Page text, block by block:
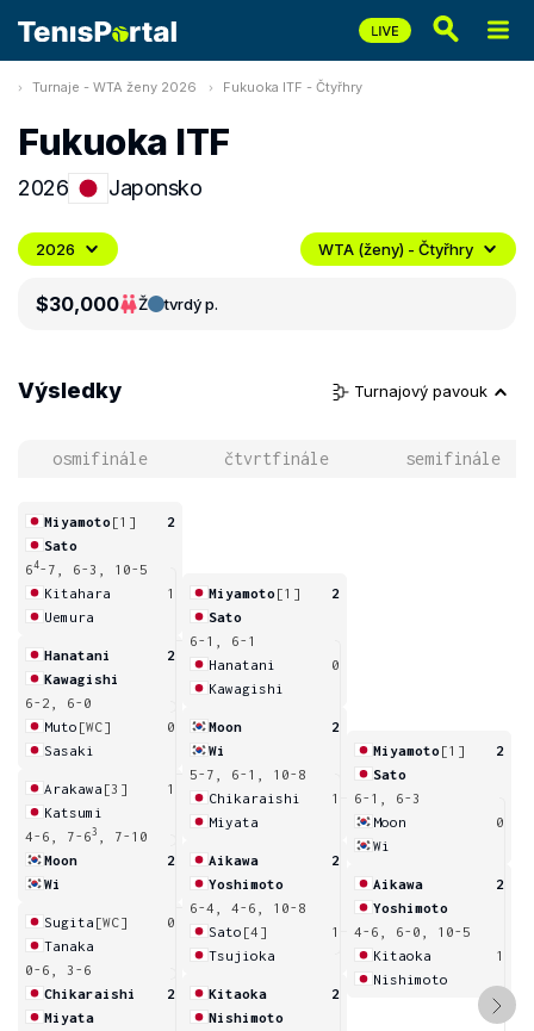
Turnaje - WTA ženy 2026 Fukuoka ITF - Čtyřhry
Fukuoka ITF
2026 Japonsko
2026 WTA (ženy) - Čtyřhry
$30,000 Ž tvrdý p.
Výsledky Turnajový pavouk
osmifinále čtvrtfinále semifinále
Miyamoto [1]
2
Sato
64-7, 6-3, 10-5
Kitahara
1
Uemura
Hanatani
2
Kawagishi
6-2, 6-0
Muto [WC]
0
Sasaki
Arakawa [3]
1
Katsumi
4-6, 7-63
, 7-10
Moon
2
Wi
Sugita [WC]
0
Tanaka
0-6, 3-6
Chikaraishi
2
Miyata
Miyamoto [1]
2
Sato
6-1, 6-1
Hanatani
0
Kawagishi
Moon
2
Wi
5-7, 6-1, 10-8
Chikaraishi
1
Miyata
Aikawa
2
Yoshimoto
6-4, 4-6, 10-8
Sato [4]
1
Tsujioka
Kitaoka
2
Nishimoto
Miyamoto [1]
2
Sato
6-1, 6-3
Moon
0
Wi
Aikawa
2
Yoshimoto
4-6, 6-0, 10-5
Kitaoka
1
Nishimoto